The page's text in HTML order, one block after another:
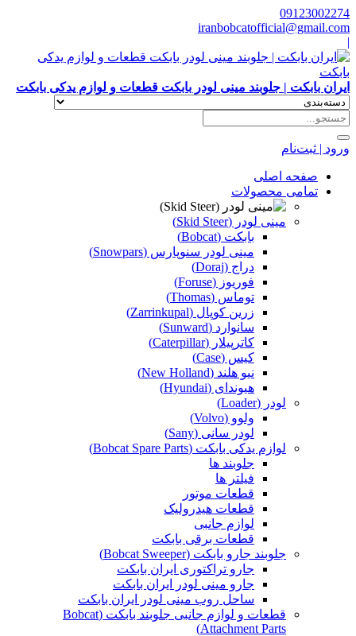
09123002274
iranbobcatofficial@gmail.com
|
ایران بابکت | جلوبند مینی لودر بابکت قطعات و لوازم یدکی بابکت
ورود | ثبت‌نام
صفحه اصلی
تمامی محصولات
مینی لودر (Skid Steer)
بابکت (Bobcat)
مینی لودر سنوپارس (Snowpars)
دراج (Doraj)
فوریوز (Foruse)
توماس (Thomas)
زرین کوپال (Zarrinkupal)
سانوارد (Sunward)
کاترپیلار (Caterpillar)
کیس (Case)
نیو هلند (New Holland)
هیوندای (Hyundai)
لودر (Loader)
ولوو (Volvo)
لودر سانی (Sany)
لوازم یدکی بابکت (Bobcat Spare Parts)
جلوبند ها
فیلتر ها
قطعات موتور
قطعات هیدرولیک
لوازم جانبی
قطعات برقی بابکت
جلوبند جارو بابکت (Bobcat Sweeper)
جارو تراکتوری ایران بابکت
جارو مینی لودر ایران بابکت
ساحل روب مینی لودر ایران بابکت
قطعات و لوازم جانبی جلوبند بابکت (Bobcat
Attachment Parts)